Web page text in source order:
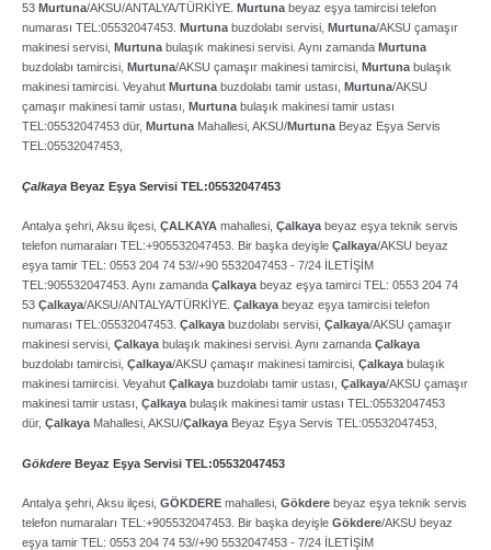
53 Murtuna/AKSU/ANTALYA/TÜRKİYE. Murtuna beyaz eşya tamircisi telefon
numarası TEL:05532047453. Murtuna buzdolabı servisi, Murtuna/AKSU çamaşır
makinesi servisi, Murtuna bulaşık makinesi servisi. Aynı zamanda Murtuna
buzdolabı tamircisi, Murtuna/AKSU çamaşır makinesi tamircisi, Murtuna bulaşık
makinesi tamircisi. Veyahut Murtuna buzdolabı tamir ustası, Murtuna/AKSU
çamaşır makinesi tamir ustası, Murtuna bulaşık makinesi tamir ustası
TEL:05532047453 dür, Murtuna Mahallesi, AKSU/Murtuna Beyaz Eşya Servis
TEL:05532047453,
Çalkaya Beyaz Eşya Servisi TEL:05532047453
Antalya şehri, Aksu ilçesi, ÇALKAYA mahallesi, Çalkaya beyaz eşya teknik servis
telefon numaraları TEL:+905532047453. Bir başka deyişle Çalkaya/AKSU beyaz
eşya tamir TEL: 0553 204 74 53//+90 5532047453 ­- 7/24 İLETİŞİM
TEL:905532047453. Aynı zamanda Çalkaya beyaz eşya tamirci TEL: 0553 204 74
53 Çalkaya/AKSU/ANTALYA/TÜRKİYE. Çalkaya beyaz eşya tamircisi telefon
numarası TEL:05532047453. Çalkaya buzdolabı servisi, Çalkaya/AKSU çamaşır
makinesi servisi, Çalkaya bulaşık makinesi servisi. Aynı zamanda Çalkaya
buzdolabı tamircisi, Çalkaya/AKSU çamaşır makinesi tamircisi, Çalkaya bulaşık
makinesi tamircisi. Veyahut Çalkaya buzdolabı tamir ustası, Çalkaya/AKSU çamaşır
makinesi tamir ustası, Çalkaya bulaşık makinesi tamir ustası TEL:05532047453
dür, Çalkaya Mahallesi, AKSU/Çalkaya Beyaz Eşya Servis TEL:05532047453,
Gökdere Beyaz Eşya Servisi TEL:05532047453
Antalya şehri, Aksu ilçesi, GÖKDERE mahallesi, Gökdere beyaz eşya teknik servis
telefon numaraları TEL:+905532047453. Bir başka deyişle Gökdere/AKSU beyaz
eşya tamir TEL: 0553 204 74 53//+90 5532047453 ­- 7/24 İLETİŞİM